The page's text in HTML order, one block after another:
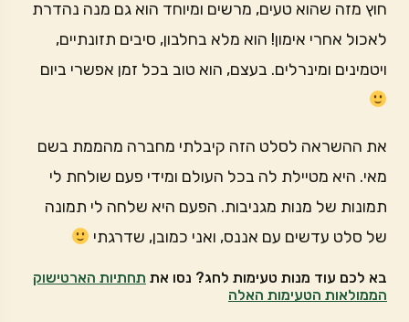
חוץ מזה שהוא טעים, מרשים ומיוחד הוא גם מנה נהדרת
לאכול אחרי אימון! הוא מלא בחלבון, סיבים תזונתיים,
ויטמינים ומינרלים. בעצם, הוא טוב בכל זמן אפשרי ביום
את ההשראה לסלט הזה קיבלתי מחברה מהממת בשם
מאי. היא מטיילת לה בכל העולם ומידי פעם שולחת לי
תמונות של מנות מגניבות. הפעם היא שלחה לי תמונה
של סלט עדשים עם אננס, ואני כמובן, שדרגתי
בא לכם עוד מנות טעימות לחג? נסו את תחתיות הארטישוק
הממולאות הטעימות האלה